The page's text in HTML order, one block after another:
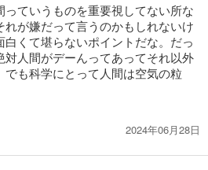
ていうものを重要視してない所な
れが嫌だって言うのかもしれないけ
くて堪らないポイントだな。だっ
人間がデーんってあってそれ以外
も科学にとって人間は空気の粒
2024年06月28日